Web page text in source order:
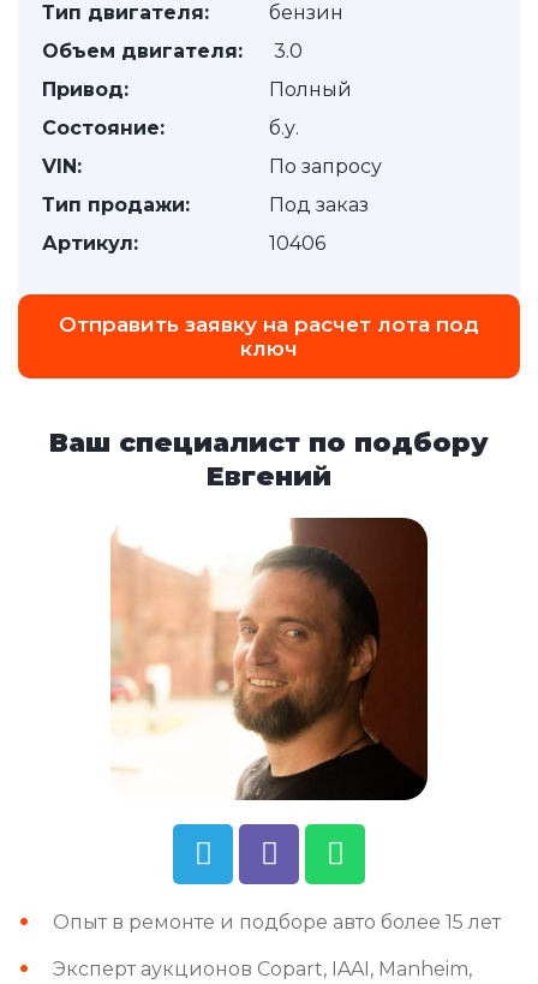
Тип двигателя:
бензин
Объем двигателя:
3.0
Привод:
Полный
Состояние:
б.у.
VIN:
По запросу
Тип продажи:
Под заказ
Артикул:
10406
Отправить заявку на расчет лота под
ключ
Ваш специалист по подбору
Евгений
Опыт в ремонте и подборе авто более 15 лет
Эксперт аукционов Copart, IAAI, Manheim,